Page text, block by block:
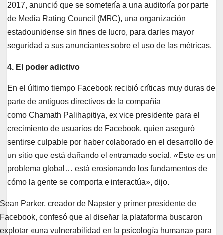
2017, anunció que se sometería a una auditoría por parte
de Media Rating Council (MRC), una organización
estadounidense sin fines de lucro, para darles mayor
seguridad a sus anunciantes sobre el uso de las métricas.
4. El poder adictivo
En el último tiempo Facebook recibió críticas muy duras de
parte de antiguos directivos de la compañía
como Chamath Palihapitiya, ex vice presidente para el
crecimiento de usuarios de Facebook, quien aseguró
sentirse culpable por haber colaborado en el desarrollo de
un sitio que está dañando el entramado social. «Este es un
problema global… está erosionando los fundamentos de
cómo la gente se comporta e interactúa», dijo.
Sean Parker, creador de Napster y primer presidente de
Facebook, confesó que al diseñar la plataforma buscaron
explotar «una vulnerabilidad en la psicología humana» para